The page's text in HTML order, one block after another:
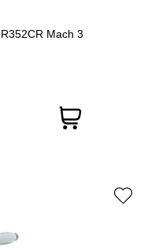
Mach 3